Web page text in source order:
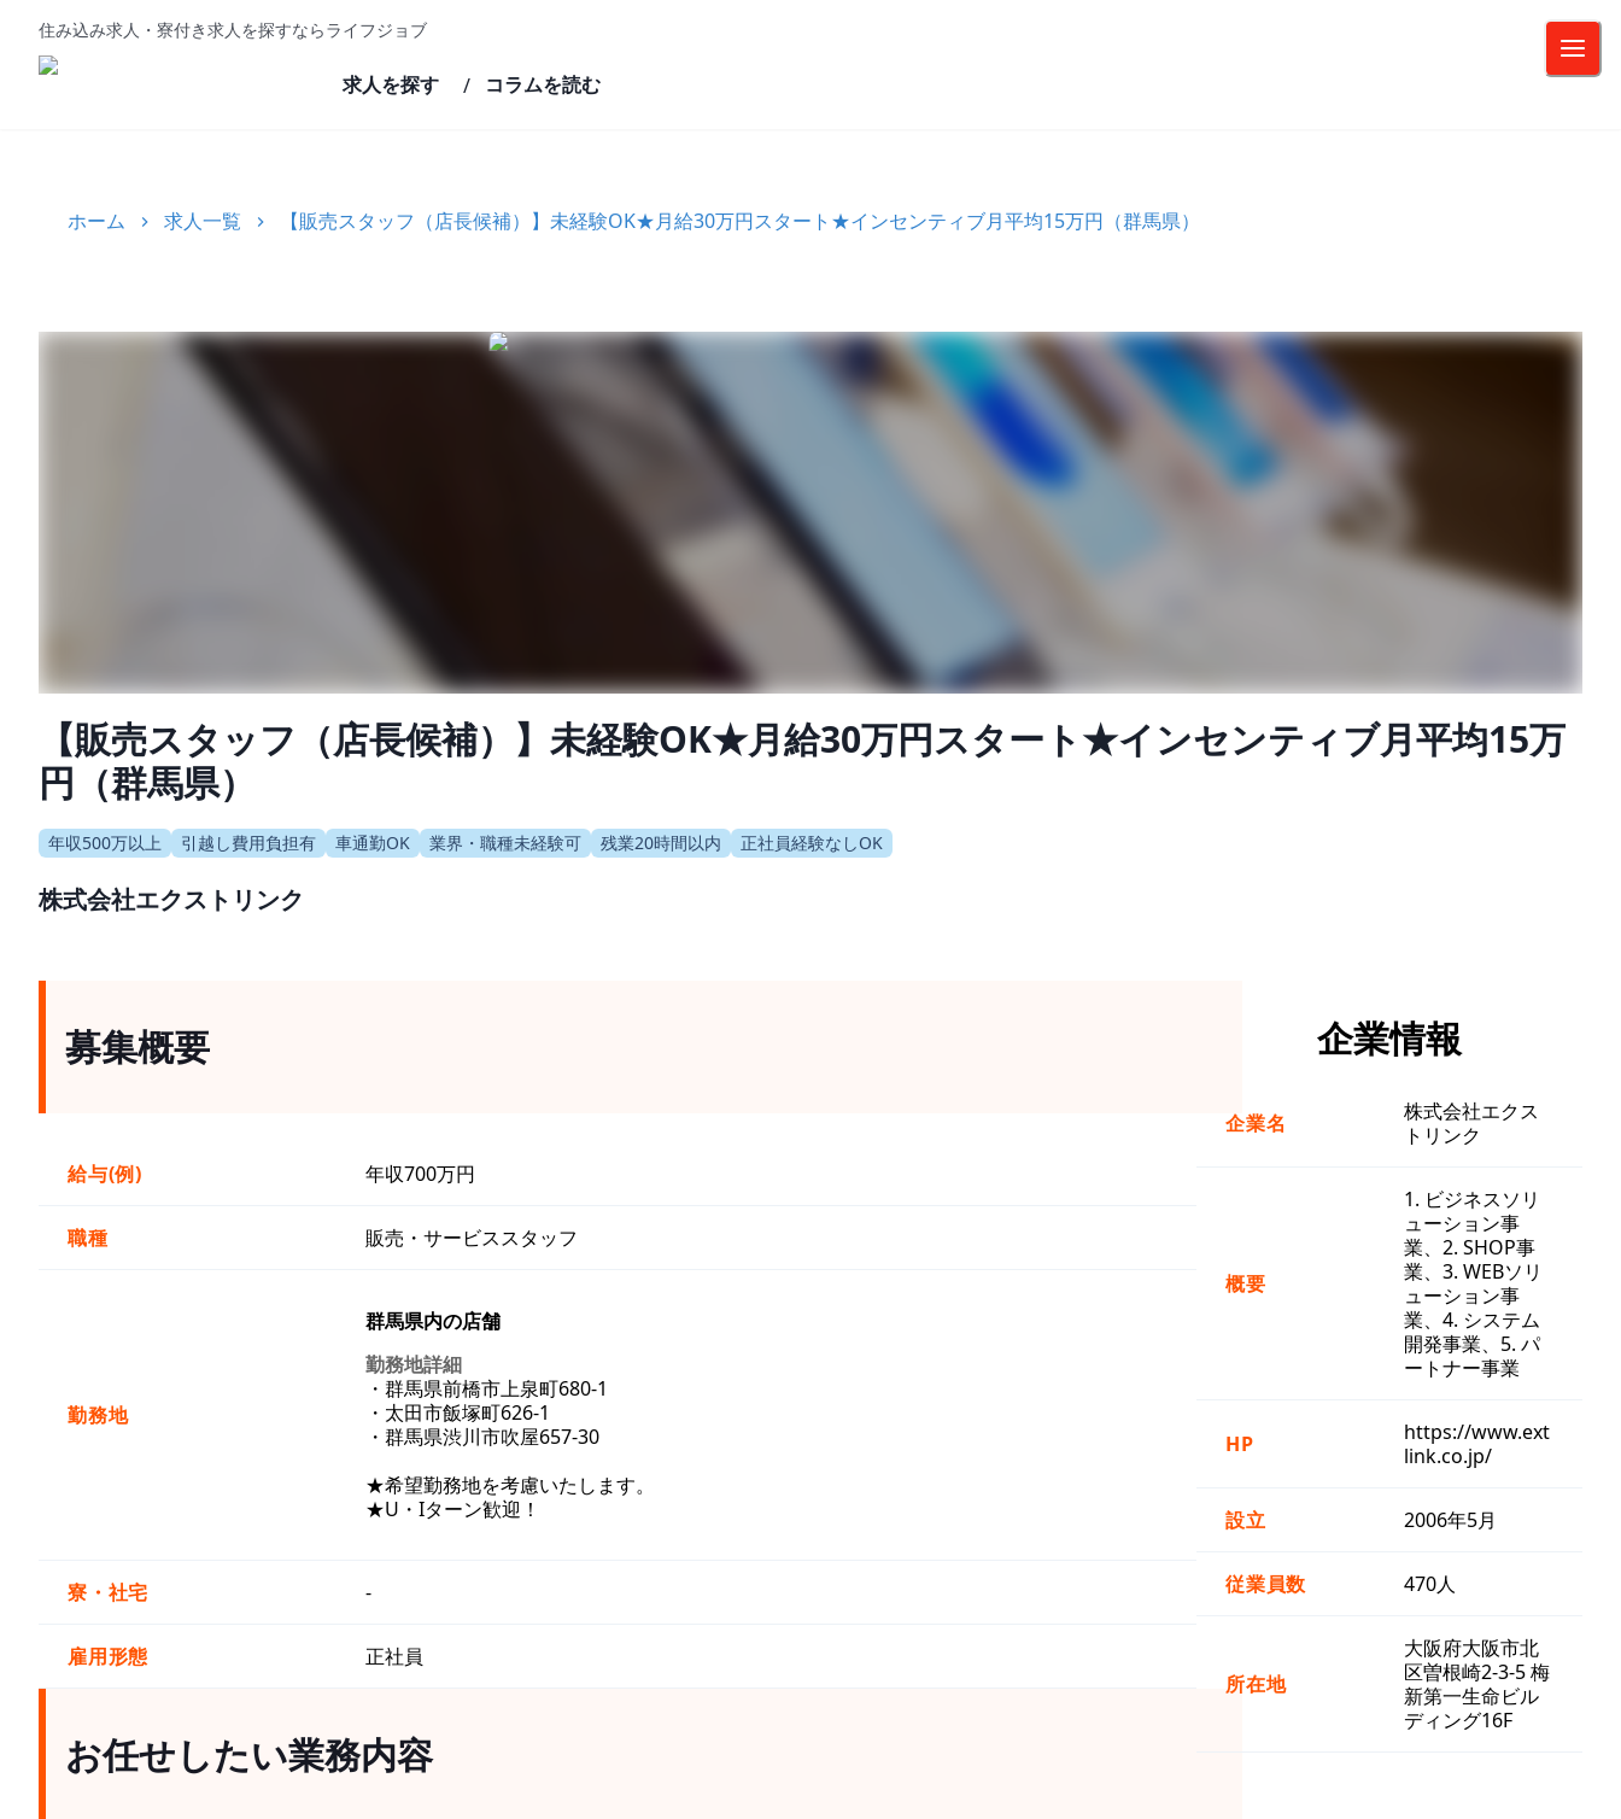
住み込み求人・寮付き求人を探すならライフジョブ
求人を探す / コラムを読む
ホーム 求人一覧 【販売スタッフ（店⻑候補）】未経験OK★月給30万円スタート★インセンティブ月平均15万円（群馬県）
【販売スタッフ（店⻑候補）】未経験OK★月給30万円スタート★インセンティブ月平均15万
円（群馬県）
年収500万以上 引越し費用負担有 車通勤OK 業界・職種未経験可 残業20時間以内 正社員経験なしOK
株式会社エクストリンク
募集概要
給与(例) 年収700万円
職種 販売・サービススタッフ
勤務地
群馬県内の店舗
勤務地詳細
・群馬県前橋市上泉町680-1
・太田市飯塚町626-1
・群馬県渋川市吹屋657-30
★希望勤務地を考慮いたします。
★U・Iターン歓迎！
寮・社宅 -
雇用形態 正社員
お任せしたい業務内容
企業情報
企業名
株式会社エクス
トリンク
概要
1. ビジネスソリ
ューション事
業、2. SHOP事
業、3. WEBソリ
ューション事
業、4. システム
開発事業、5. パ
ートナー事業
HP
https://www.ext
link.co.jp/
設立 2006年5月
従業員数 470人
所在地
大阪府大阪市北
区曽根崎2-3-5 梅
新第一生命ビル
ディング16F